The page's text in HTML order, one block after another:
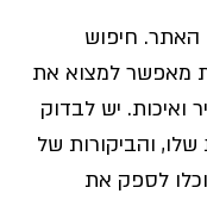
האתר. חיפוש
מאפשר למצוא את
ואיכות. יש לבדוק
והביקורות של
לספק את